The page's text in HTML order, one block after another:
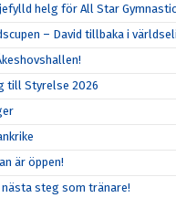
helg för All Star
– David tillbaka i
till Styrelse 2026
är öppen!
steg som tränare!